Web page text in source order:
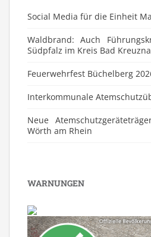
Social Media für die Einheit
Waldbrand: Auch
Südpfalz im Kreis Bad
Feuerwehrfest Büchelberg
⁠Interkommunale
Neue
Wörth am Rhein
WARNUNGEN